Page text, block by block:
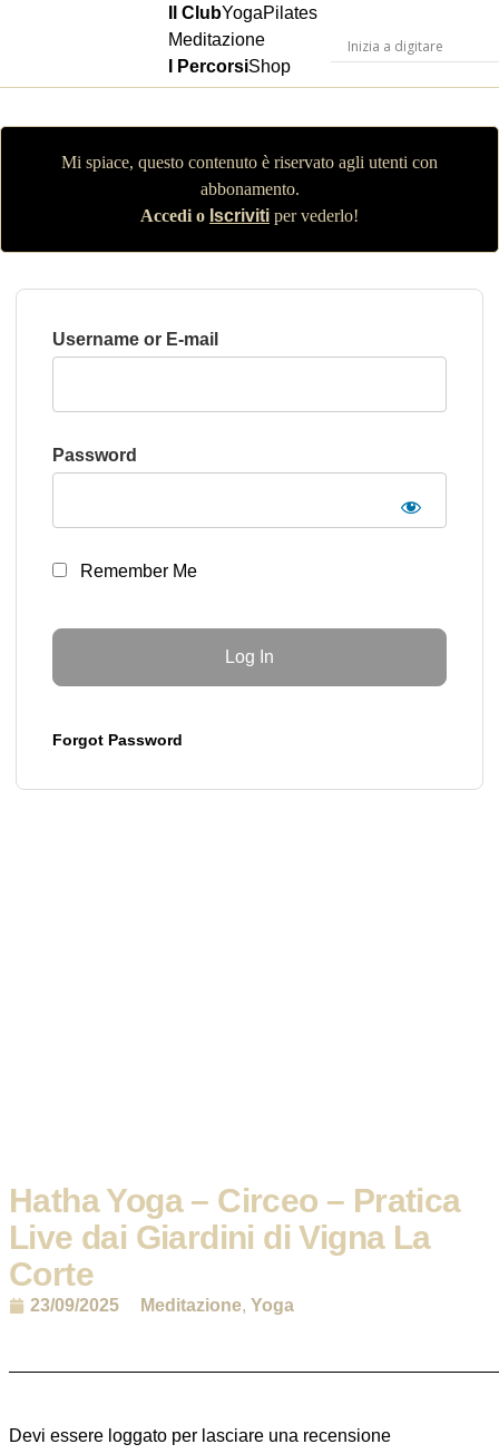
Il ClubYogaPilates
Meditazione
I PercorsiShop
Mi spiace, questo contenuto è riservato agli utenti con
abbonamento.
Accedi o Iscriviti per vederlo!
Username or E-mail
Password
Remember Me
Forgot Password
Hatha Yoga – Circeo – Pratica
Live dai Giardini di Vigna La
Corte
23/09/2025 Meditazione, Yoga
Devi essere loggato per lasciare una recensione